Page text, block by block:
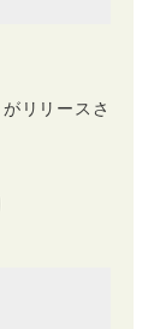
リリースさ